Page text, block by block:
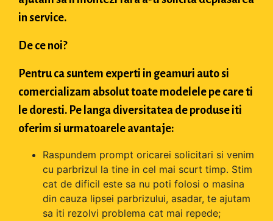
in service.
De ce noi?
Pentru ca suntem experti in geamuri auto si
comercializam absolut toate modelele pe care ti
le doresti. Pe langa diversitatea de produse iti
oferim si urmatoarele avantaje:
Raspundem prompt oricarei solicitari si venim
cu parbrizul la tine in cel mai scurt timp. Stim
cat de dificil este sa nu poti folosi o masina
din cauza lipsei parbrizului, asadar, te ajutam
sa iti rezolvi problema cat mai repede;